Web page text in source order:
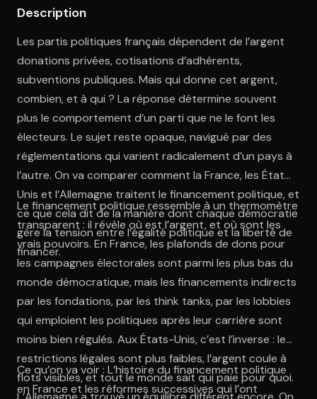
Description
Les partis politiques français dépendent de l’argent
donations privées, cotisations d’adhérents,
subventions publiques. Mais qui donne cet argent,
combien, et à qui ? La réponse détermine souvent
plus le comportement d’un parti que ne le font les
électeurs. Le sujet reste opaque, navigué par des
réglementations qui varient radicalement d’un pays à
l’autre. On va comparer comment la France, les États-
Unis et l’Allemagne traitent le financement politique, et
ce que cela dit de la manière dont chaque démocratie
gère la tension entre l’égalité politique et la liberté de
financer.
Le financement politique ressemble à un thermomètre
transparent : il révèle où est l’argent, et où sont les
vrais pouvoirs. En France, les plafonds de dons pour
les campagnes électorales sont parmi les plus bas du
monde démocratique, mais les financements indirects
par les fondations, par les think tanks, par les lobbies
qui emploient les politiques après leur carrière sont
moins bien régulés. Aux États-Unis, c’est l’inverse : les
restrictions légales sont plus faibles, l’argent coule à
flots visibles, et tout le monde sait qui paie pour quoi.
Ce qu’on va voir : L’histoire du financement politique
en France et les réformes successives qui l’ont